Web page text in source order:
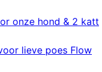
onze hond & 2 katt
lieve poes Flow